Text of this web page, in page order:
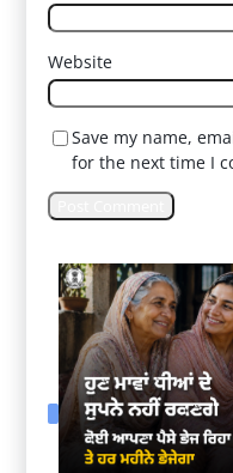
Website
Save my name,
for the next time I